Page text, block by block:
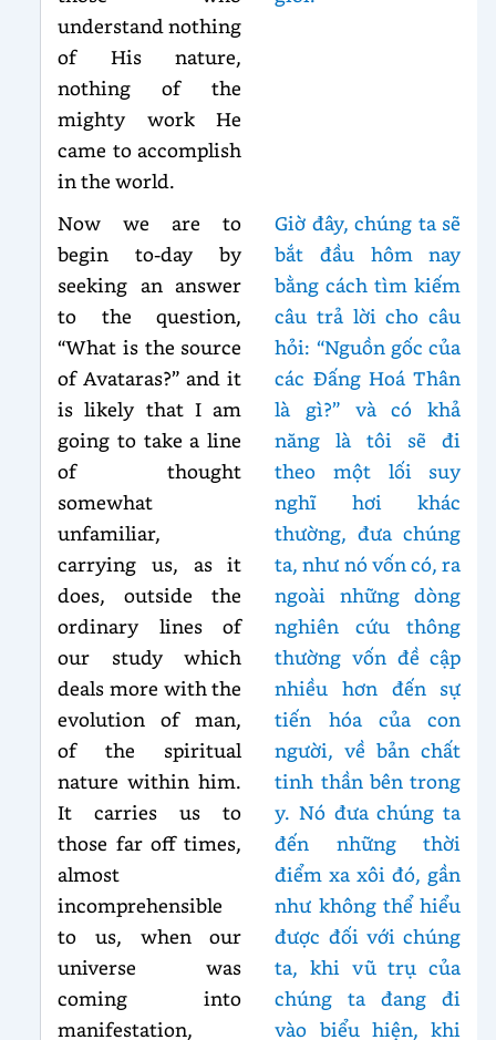
understand nothing
of His nature,
nothing of the
mighty work He
came to accomplish
in the world.
Now we are to
begin to-day by
seeking an answer
to the question,
“What is the source
of Avataras?” and it
is likely that I am
going to take a line
of thought
somewhat
unfamiliar,
carrying us, as it
does, outside the
ordinary lines of
our study which
deals more with the
evolution of man,
of the spiritual
nature within him.
It carries us to
those far off times,
almost
incomprehensible
to us, when our
universe was
coming into
manifestation,
Giờ đây, chúng ta sẽ
bắt đầu hôm nay
bằng cách tìm kiếm
câu trả lời cho câu
hỏi: “Nguồn gốc của
các Đấng Hoá Thân
là gì?” và có khả
năng là tôi sẽ đi
theo một lối suy
nghĩ hơi khác
thường, đưa chúng
ta, như nó vốn có, ra
ngoài những dòng
nghiên cứu thông
thường vốn đề cập
nhiều hơn đến sự
tiến hóa của con
người, về bản chất
tinh thần bên trong
y. Nó đưa chúng ta
đến những thời
điểm xa xôi đó, gần
như không thể hiểu
được đối với chúng
ta, khi vũ trụ của
chúng ta đang đi
vào biểu hiện, khi